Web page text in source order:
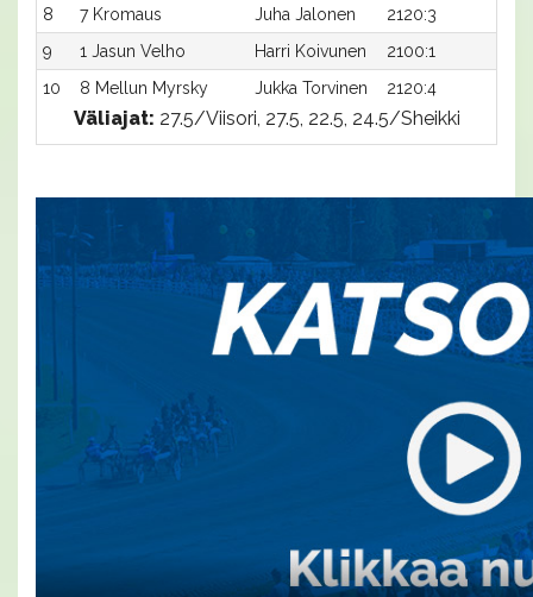
8 7 Kromaus Juha Jalonen 2120:3
9
1 Jasun Velho Harri Koivunen 2100:1
10
8 Mellun Myrsky Jukka Torvinen 2120:4
Väliajat: 27.5/Viisori, 27.5, 22.5, 24.5/Sheikki